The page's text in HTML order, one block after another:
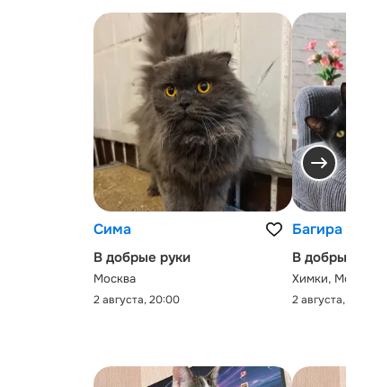
Сима
В добрые руки
Москва
2 августа, 20:00
Багира
В добрые руки
Химки,
2 августа, 0:00